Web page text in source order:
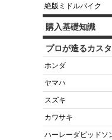
絶版ミドルバイク
購入基礎知識
プロが造るカス
ホンダ
ヤマハ
スズキ
カワサキ
ハーレーダビッドソ